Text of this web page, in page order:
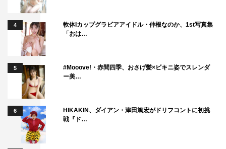
4
軟体Iカップグラビアアイドル・仲根なのか、1st写真集
「おは…
5
#Mooove!・赤間四季、おさげ髪×ビキニ姿でスレンダ
ー美…
6
HIKAKIN、ダイアン・津田篤宏がドリフコントに初挑
戦『ド…